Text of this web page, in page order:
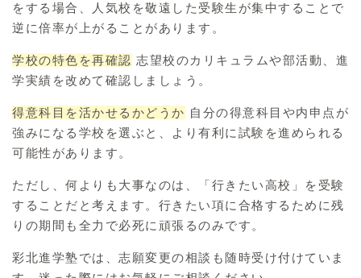
をする場合、人気校を敬遠した受験生が集中することで
逆に倍率が上がることがあります。
学校の特色を再確認 志望校のカリキュラムや部活動、進
学実績を改めて確認しましょう。
得意科目を活かせるかどうか 自分の得意科目や内申点が
強みになる学校を選ぶと、より有利に試験を進められる
可能性があります。
ただし、何よりも大事なのは、「行きたい高校」を受験
することだと考えます。行きたい項に合格するために残
りの期間も全力で必死に頑張るのみです。
彩北進学塾では、志願変更の相談も随時受け付けていま